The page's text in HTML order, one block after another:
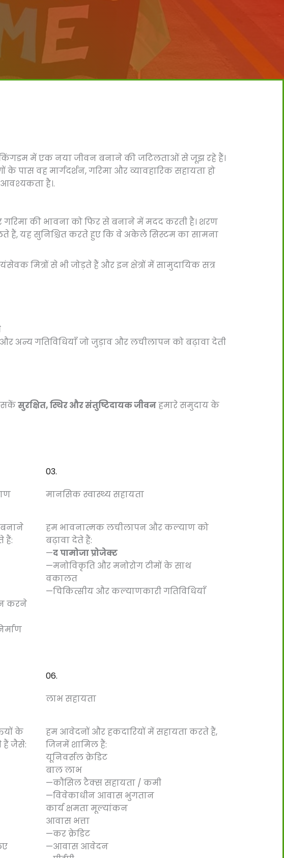
किंगडम में एक नया जीवन बनाने की जटिलताओं से जूझ रहे हैं।
पास वह मार्गदर्शन, गरिमा और व्यावहारिक सहायता हो
है।.
गरिमा की भावना को फिर से बनाने में मदद करती है। शरण
यह सुनिश्चित करते हुए कि वे अकेले सिस्टम का सामना
मित्रों से भी जोड़ते हैं और इन क्षेत्रों में सामुदायिक सत्र
अन्य गतिविधियाँ जो जुड़ाव और लचीलापन को बढ़ावा देती
सकेंसुरक्षित, स्थिर और संतुष्टिदायक जीवनहमारे समुदाय के
बनाने
हैं:
करने
03.
मानसिक स्वास्थ्य सहायता
हम भावनात्मक लचीलापन और कल्याण को
बढ़ावा देते हैं:
—दपामोजा प्रोजेक्ट
—मनोविकृति और मनोरोग टीमों के साथ
वकालत
—चिकित्सीय और कल्याणकारी गतिविधियाँ
के
हैं जैसे:
06.
लाभ सहायता
हम आवेदनों और हकदारियों में सहायता करते हैं,
जिनमें शामिल हैं:
यूनिवर्सल क्रेडिट
बाल लाभ
—कौंसिल टैक्स सहायता / कमी
—विवेकाधीन आवास भुगतान
कार्य क्षमता मूल्यांकन
आवास भत्ता
—कर क्रेडिट
—आवास आवेदन